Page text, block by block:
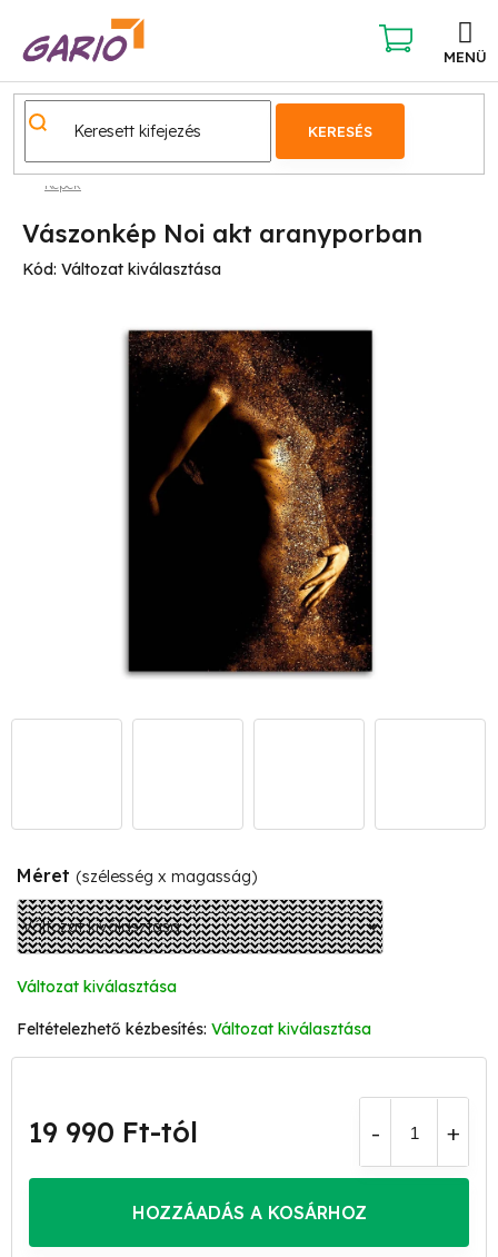
KERESÉS
KOSÁR
Képek
Vászonkép Noi akt aranyporban
Kód: Változat kiválasztása
Méret (szélesség x magasság)
Változat kiválasztása
Változat kiválasztása
19 990 Ft-tól
HOZZÁADÁS A KOSÁRHOZ